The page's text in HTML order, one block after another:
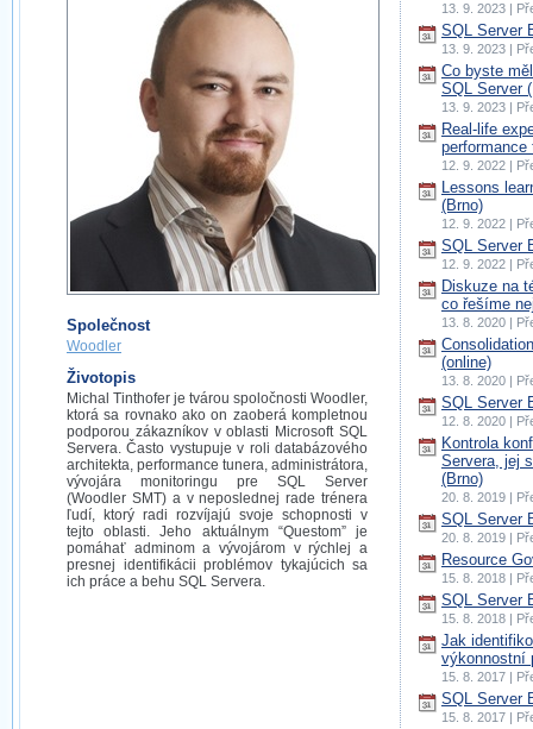
Společnost
Woodler
Životopis
Michal Tinthofer je tvárou spoločnosti Woodler,
ktorá sa rovnako ako on zaoberá kompletnou
podporou zákazníkov v oblasti Microsoft SQL
Servera. Často vystupuje v roli databázového
architekta, performance tunera, administrátora,
vývojára monitoringu pre SQL Server
(Woodler SMT) a v neposlednej rade trénera
ľudí, ktorý radi rozvíjajú svoje schopnosti v
tejto oblasti. Jeho aktuálnym “Questom” je
pomáhať adminom a vývojárom v rýchlej a
presnej identifikácii problémov tykajúcich sa
ich práce a behu SQL Servera.
13. 9. 2023 |
SQL Server
13. 9. 2023 |
Co byste
SQL Server
13. 9. 2023 |
Real-life
performance
12. 9. 2022 |
Lessons
(Brno)
12. 9. 2022 |
SQL Server
12. 9. 2022 |
Diskuze na
co řešíme
13. 8. 2020 |
(online)
13. 8. 2020 |
SQL Server
12. 8. 2020 |
Kontrola
Servera, jej
(Brno)
20. 8. 2019 |
SQL Server
20. 8. 2019 |
Resource
15. 8. 2018 |
SQL Server
15. 8. 2018 |
Jak
výkonnostní
15. 8. 2017 |
SQL Server
15. 8. 2017 |